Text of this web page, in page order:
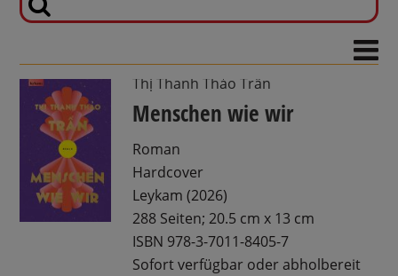
Thị Thanh Thảo Trần
Menschen wie wir
Roman
Hardcover
Leykam (2026)
288 Seiten; 20.5 cm x 13 cm
ISBN 978-3-7011-8405-7
Sofort verfügbar oder abholbereit